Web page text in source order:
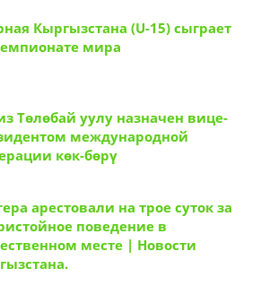
Кыргызстана (U-15) сыграет
мира
Төлөбай уулу назначен вице-
международной
көк-бөрү
арестовали на трое суток за
поведение в
месте | Новости